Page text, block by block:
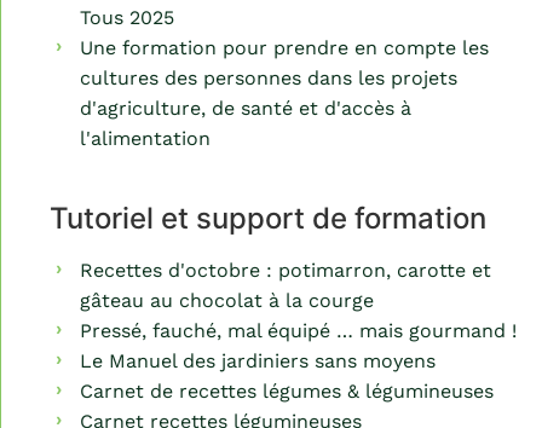
Tous 2025
Une formation pour prendre en compte les
cultures des personnes dans les projets
d'agriculture, de santé et d'accès à
l'alimentation
Tutoriel et support de formation
Recettes d'octobre : potimarron, carotte et
gâteau au chocolat à la courge
Pressé, fauché, mal équipé … mais gourmand !
Le Manuel des jardiniers sans moyens
Carnet de recettes légumes & légumineuses
Carnet recettes légumineuses